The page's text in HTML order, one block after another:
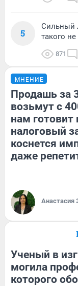
5
Сильный
такого
871
МНЕНИЕ
Продашь за
возьмут с
нам готовит
налоговый
коснется
даже
Анастасия
Ученый в
могила
которого